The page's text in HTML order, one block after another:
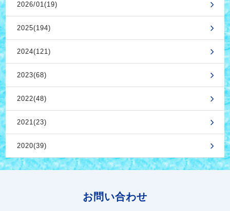
2026/01(19)
2025(194)
2024(121)
2023(68)
2022(48)
2021(23)
2020(39)
お問い合わせ